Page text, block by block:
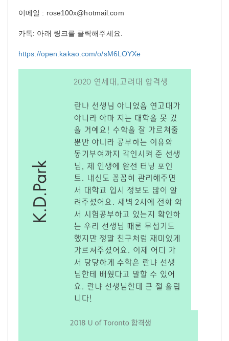
이메일 : rose100x@hotmail.com
카톡: 아래 링크를 클릭해주세요.
https://open.kakao.com/o/sM6LOYXe